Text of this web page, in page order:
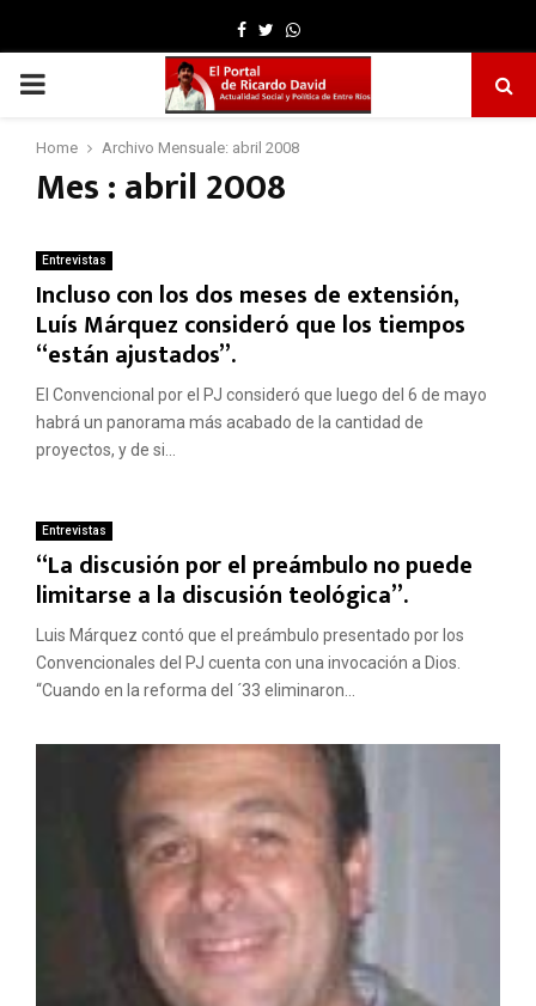
Facebook
TwitterWhatsapp
PRIMARY
MENU
Home Archivo Mensuale: abril 2008
Mes : abril 2008
Entrevistas
Incluso con los dos meses de extensión,
Luís Márquez consideró que los tiempos
“están ajustados”.
El Convencional por el PJ consideró que luego del 6 de mayo
habrá un panorama más acabado de la cantidad de
proyectos, y de si...
Entrevistas
“La discusión por el preámbulo no puede
limitarse a la discusión teológica”.
Luis Márquez contó que el preámbulo presentado por los
Convencionales del PJ cuenta con una invocación a Dios.
“Cuando en la reforma del ´33 eliminaron...